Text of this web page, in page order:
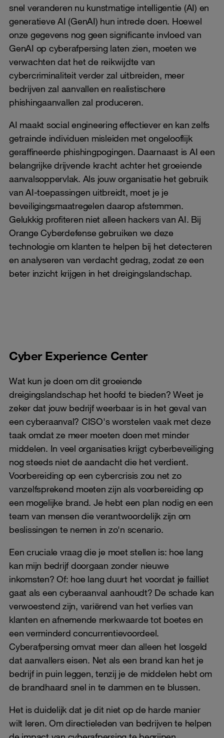
snel veranderen nu kunstmatige intelligentie (AI) en
generatieve AI (GenAI) hun intrede doen. Hoewel
onze gegevens nog geen significante invloed van
GenAI op cyberafpersing laten zien, moeten we
verwachten dat het de reikwijdte van
cybercriminaliteit verder zal uitbreiden, meer
bedrijven zal aanvallen en realistischere
phishingaanvallen zal produceren.
AI maakt social engineering effectiever en kan zelfs
getrainde individuen misleiden met ongelooflijk
geraffineerde phishingpogingen. Daarnaast is AI een
belangrijke drijvende kracht achter het groeiende
aanvalsoppervlak. Als jouw organisatie het gebruik
van AI-toepassingen uitbreidt, moet je je
beveiligingsmaatregelen daarop afstemmen.
Gelukkig profiteren niet alleen hackers van AI. Bij
Orange Cyberdefense gebruiken we deze
technologie om klanten te helpen bij het detecteren
en analyseren van verdacht gedrag, zodat ze een
beter inzicht krijgen in het dreigingslandschap.
Cyber Experience Center
Wat kun je doen om dit groeiende
dreigingslandschap het hoofd te bieden? Weet je
zeker dat jouw bedrijf weerbaar is in het geval van
een cyberaanval? CISO's worstelen vaak met deze
taak omdat ze meer moeten doen met minder
middelen. In veel organisaties krijgt cyberbeveiliging
nog steeds niet de aandacht die het verdient.
Voorbereiding op een cybercrisis zou net zo
vanzelfsprekend moeten zijn als voorbereiding op
een mogelijke brand. Je hebt een plan nodig en een
team van mensen die verantwoordelijk zijn om
beslissingen te nemen in zo'n scenario.
Een cruciale vraag die je moet stellen is: hoe lang
kan mijn bedrijf doorgaan zonder nieuwe
inkomsten? Of: hoe lang duurt het voordat je failliet
gaat als een cyberaanval aanhoudt? De schade kan
verwoestend zijn, variërend van het verlies van
klanten en afnemende merkwaarde tot boetes en
een verminderd concurrentievoordeel.
Cyberafpersing omvat meer dan alleen het losgeld
dat aanvallers eisen. Net als een brand kan het je
bedrijf in puin leggen, tenzij je de middelen hebt om
de brandhaard snel in te dammen en te blussen.
Het is duidelijk dat je dit niet op de harde manier
wilt leren. Om directieleden van bedrijven te helpen